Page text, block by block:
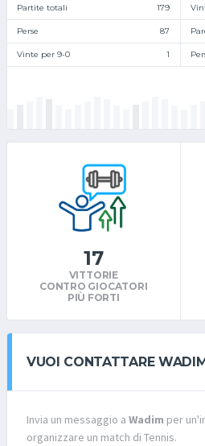
Partite totali 179
Perse 87
Vinte per 9-0 1
17
VITTORIE
CONTRO GIOCATORI
PIÙ FORTI
VUOI CONTATTARE
Invia un messaggio a Wadim per
organizzare un match di Tennis.